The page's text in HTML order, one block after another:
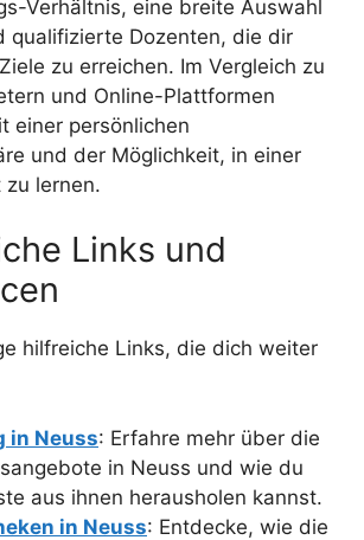
Verhältnis, eine breite Auswahl
qualifizierte Dozenten, die dir
zu erreichen. Im Vergleich zu
und Online-Plattformen
einer persönlichen
und der Möglichkeit, in einer
zu lernen.
Links und
hilfreiche Links, die dich weiter
in Neuss: Erfahre mehr über die
in Neuss und wie du
aus ihnen herausholen kannst.
in Neuss: Entdecke, wie die